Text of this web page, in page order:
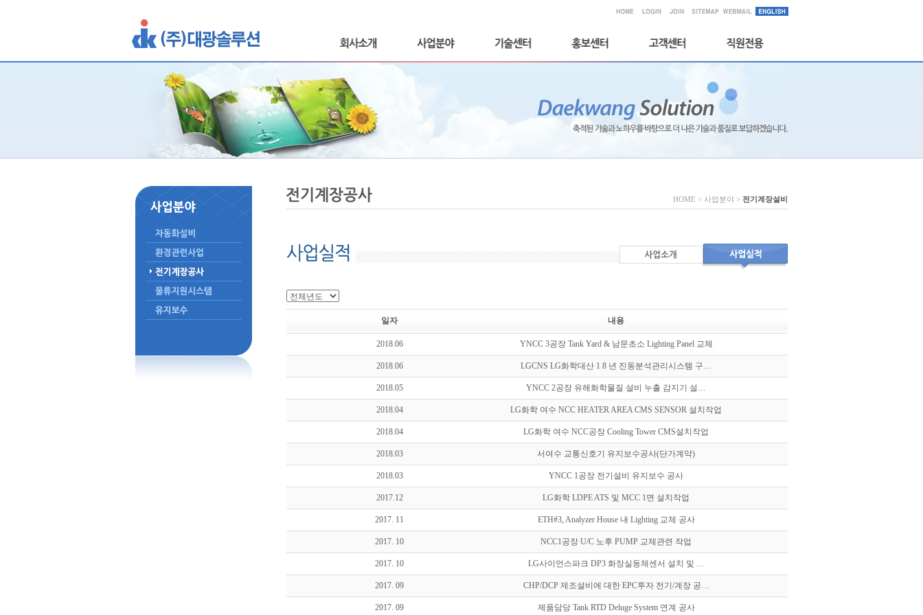
HOME > 사업분야 > 전기계장설비
일자 내용
2018.06 YNCC 3공장 Tank Yard & 남문초소 Lighting Panel 교체
2018.06 LGCNS LG화학대산 1 8 년 진동분석관리시스템 구…
2018.05 YNCC 2공장 유해화학물질 설비 누출 감지기 설…
2018.04 LG화학 여수 NCC HEATER AREA CMS SENSOR 설치작업
2018.04 LG화학 여수 NCC공장 Cooling Tower CMS설치작업
2018.03 서여수 교통신호기 유지보수공사(단가계약)
2018.03 YNCC 1공장 전기설비 유지보수 공사
2017.12 LG화학 LDPE ATS 및 MCC 1면 설치작업
2017. 11 ETH#3, Analyzer House 내 Lighting 교체 공사
2017. 10 NCC1공장 U/C 노후 PUMP 교체관련 작업
2017. 10 LG사이언스파크 DP3 화장실동체센서 설치 및 …
2017. 09 CHP/DCP 제조설비에 대한 EPC투자 전기/계장 공…
2017. 09 제품담당 Tank RTD Deluge System 연계 공사